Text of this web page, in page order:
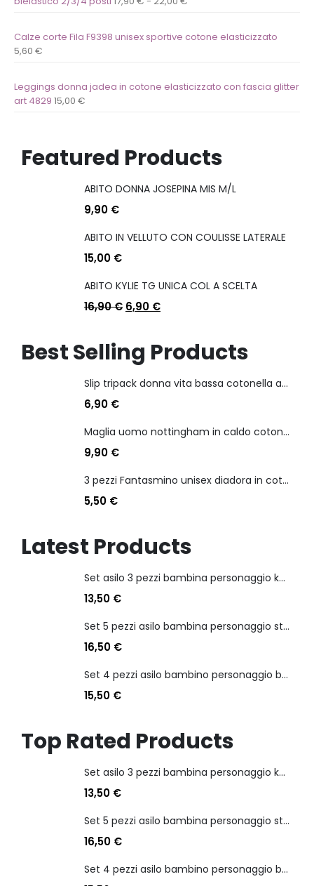
Calze corte Fila F9398 unisex sportive cotone elasticizzato
5,60 €
Leggings donna jadea in cotone elasticizzato con fascia glitter
art 4829 15,00 €
Featured Products
ABITO DONNA JOSEPINA MIS M/L
9,90 €
ABITO IN VELLUTO CON COULISSE LATERALE
15,00 €
ABITO KYLIE TG UNICA COL A SCELTA
16,90€ 6,90 €
Best Selling Products
Slip tripack donna vita bassa cotonella art 3165 in cotone elasticizzato
6,90 €
Maglia uomo nottingham in caldo cotone scollo a v manica lunga
9,90 €
3 pezzi Fantasmino unisex diadora in cotone mercerizzato tg dalla 35 alla 46
5,50 €
Latest Products
Set asilo 3 pezzi bambina personaggio kuromi
13,50 €
Set 5 pezzi asilo bambina personaggio stitch angel
16,50 €
Set 4 pezzi asilo bambino personaggio batman
15,50 €
Top Rated Products
Set asilo 3 pezzi bambina personaggio kuromi
13,50 €
Set 5 pezzi asilo bambina personaggio stitch angel
16,50 €
Set 4 pezzi asilo bambino personaggio batman